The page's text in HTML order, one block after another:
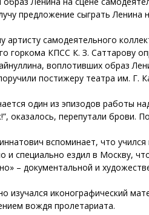
предложение сыграть Ленина
артисту самодеятельного
горкома КПСС К. З. Саттарову
воплотивших образ
постижеру театра им. Г.
один из эпизодов работы
оказалось, перепутали брови.
вспоминает, что
и специально ездил в Москву,
– документальной и
изучался иконографический
вождя пролетариата.